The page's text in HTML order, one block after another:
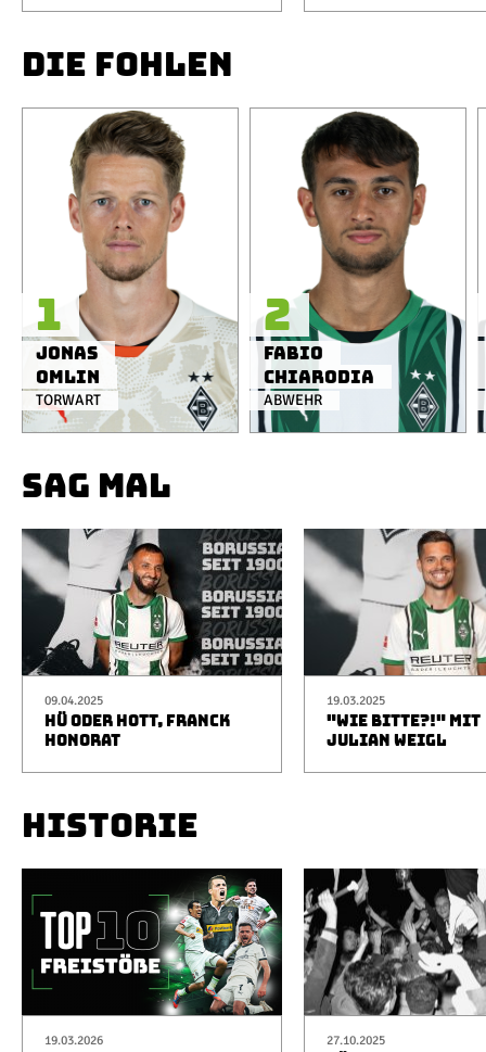
DIE FOHLEN
TORWART
Jonas
Omlin
1
ABWEHR
Fabio
Chiarodia
2
SAG MAL
09.04.2025
HÜ ODER HOTT, FRANCK
HONORAT
19.03.2025
"WIE BITTE?!" MIT
JULIAN WEIGL
HISTORIE
19.03.2026 27.10.2025